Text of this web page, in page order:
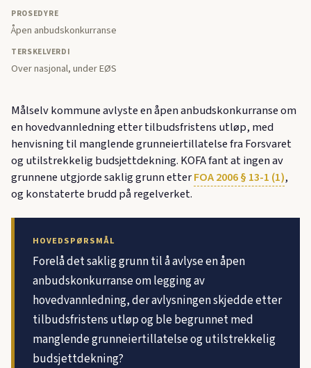
PROSEDYRE
Åpen anbudskonkurranse
TERSKELVERDI
Over nasjonal, under EØS
Målselv kommune avlyste en åpen anbudskonkurranse om
en hovedvannledning etter tilbudsfristens utløp, med
henvisning til manglende grunneier­tillatelse fra Forsvaret
og utilstrekkelig budsjettdekning. KOFA fant at ingen av
grunnene utgjorde saklig grunn etterFOA 2006 § 13-1 (1),
og konstaterte brudd på regelverket.
HOVEDSPØRSMÅL
Forelå det saklig grunn til å avlyse en åpen
anbudskonkurranse om legging av
hovedvannledning, der avlysningen skjedde etter
tilbudsfristens utløp og ble begrunnet med
manglende grunneier­tillatelse og utilstrekkelig
budsjettdekning?